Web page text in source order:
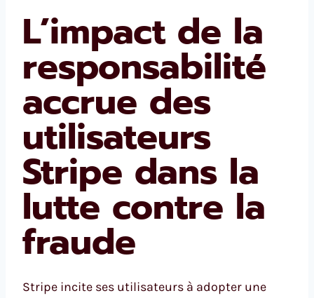
L’impact de la
responsabilité
accrue des
utilisateurs
Stripe dans la
lutte contre la
fraude
Stripe incite ses utilisateurs à adopter une